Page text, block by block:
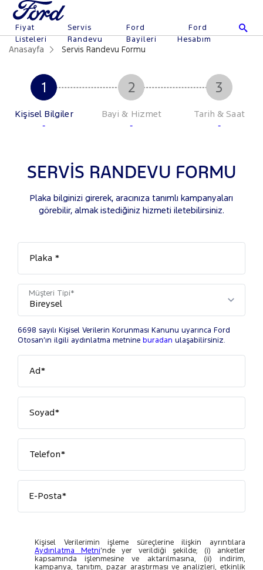
Fiyat
Listeleri
Servis
Randevu
Ford
Bayileri
Ford
Hesabım
Anasayfa Servis Randevu Formu
Kişisel Bilgiler
-
Bayi & Hizmet
-
Tarih & Saat
-
SERVİS RANDEVU FORMU
Plaka bilginizi girerek, aracınıza tanımlı kampanyaları
görebilir, almak istediğiniz hizmeti iletebilirsiniz.
Plaka *
Müşteri Tipi*
6698 sayılı Kişisel Verilerin Korunması Kanunu uyarınca Ford
Otosan’ın ilgili aydınlatma metnine buradan ulaşabilirsiniz.
Ad*
Soyad*
Telefon*
E-Posta*
Kişisel Verilerimin işleme süreçlerine ilişkin ayrıntılara
Aydınlatma Metni’nde yer verildiği şekilde; (i) anketler
kapsamında işlenmesine ve aktarılmasına, (ii) indirim,
kampanya, tanıtım, pazar araştırması ve analizleri, etkinlik